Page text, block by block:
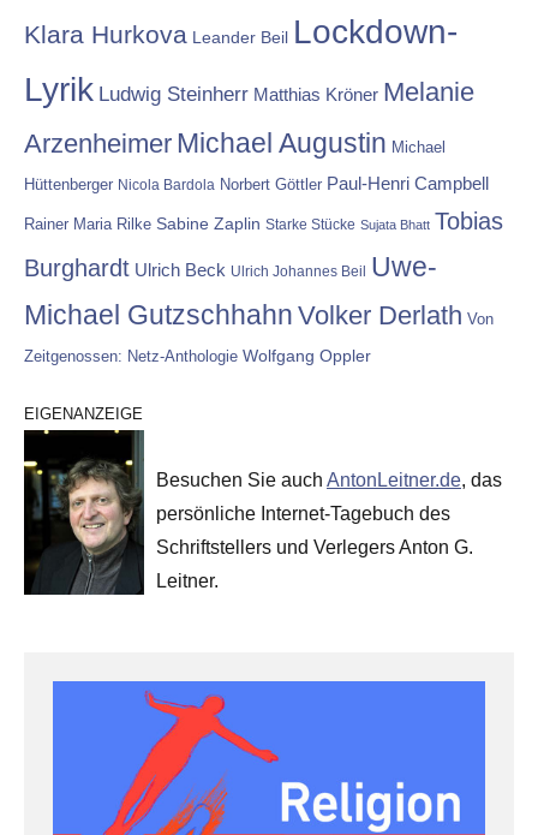
Klara Hurkova Leander Beil Lockdown-
Lyrik Ludwig Steinherr Matthias Kröner Melanie
Arzenheimer Michael Augustin Michael
Hüttenberger Nicola Bardola Norbert Göttler Paul-Henri Campbell
Rainer Maria Rilke Sabine Zaplin Starke Stücke Sujata Bhatt Tobias
Burghardt Ulrich Beck Ulrich Johannes Beil
Uwe-
Michael Gutzschhahn Volker Derlath Von
Zeitgenossen: Netz-Anthologie Wolfgang Oppler
EIGENANZEIGE
Besuchen Sie auch AntonLeitner.de, das
persönliche Internet-Tagebuch des
Schriftstellers und Verlegers Anton G.
Leitner.